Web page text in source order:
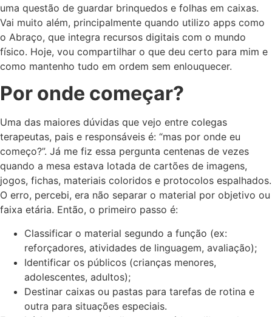
uma questão de guardar brinquedos e folhas em caixas.
Vai muito além, principalmente quando utilizo apps como
o Abraço, que integra recursos digitais com o mundo
físico. Hoje, vou compartilhar o que deu certo para mim e
como mantenho tudo em ordem sem enlouquecer.
Por onde começar?
Uma das maiores dúvidas que vejo entre colegas
terapeutas, pais e responsáveis é: “mas por onde eu
começo?”. Já me fiz essa pergunta centenas de vezes
quando a mesa estava lotada de cartões de imagens,
jogos, fichas, materiais coloridos e protocolos espalhados.
O erro, percebi, era não separar o material por objetivo ou
faixa etária. Então, o primeiro passo é:
Classificar o material segundo a função (ex:
reforçadores, atividades de linguagem, avaliação);
Identificar os públicos (crianças menores,
adolescentes, adultos);
Destinar caixas ou pastas para tarefas de rotina e
outra para situações especiais.